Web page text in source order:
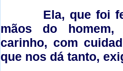
Ela, que foi
mãos do
carinho, com
que nos dá tanto,